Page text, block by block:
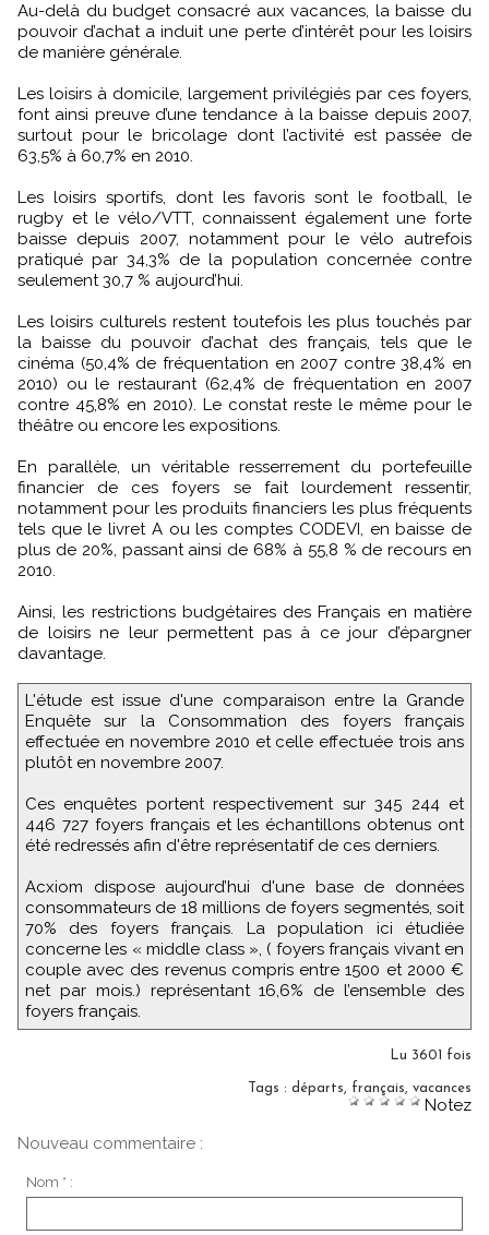
Au-delà du budget consacré aux vacances, la baisse du
pouvoir d’achat a induit une perte d’intérêt pour les loisirs
de manière générale.
Les loisirs à domicile, largement privilégiés par ces foyers,
font ainsi preuve d’une tendance à la baisse depuis 2007,
surtout pour le bricolage dont l’activité est passée de
63,5% à 60,7% en 2010.
Les loisirs sportifs, dont les favoris sont le football, le
rugby et le vélo/VTT, connaissent également une forte
baisse depuis 2007, notamment pour le vélo autrefois
pratiqué par 34,3% de la population concernée contre
seulement 30,7 % aujourd’hui.
Les loisirs culturels restent toutefois les plus touchés par
la baisse du pouvoir d’achat des français, tels que le
cinéma (50,4% de fréquentation en 2007 contre 38,4% en
2010) ou le restaurant (62,4% de fréquentation en 2007
contre 45,8% en 2010). Le constat reste le même pour le
théâtre ou encore les expositions.
En parallèle, un véritable resserrement du portefeuille
financier de ces foyers se fait lourdement ressentir,
notamment pour les produits financiers les plus fréquents
tels que le livret A ou les comptes CODEVI, en baisse de
plus de 20%, passant ainsi de 68% à 55,8 % de recours en
2010.
Ainsi, les restrictions budgétaires des Français en matière
de loisirs ne leur permettent pas à ce jour d’épargner
davantage.
L'étude est issue d'une comparaison entre la Grande
Enquête sur la Consommation des foyers français
effectuée en novembre 2010 et celle effectuée trois ans
plutôt en novembre 2007.
Ces enquêtes portent respectivement sur 345 244 et
446 727 foyers français et les échantillons obtenus ont
été redressés afin d'être représentatif de ces derniers.
Acxiom dispose aujourd’hui d'une base de données
consommateurs de 18 millions de foyers segmentés, soit
70% des foyers français. La population ici étudiée
concerne les « middle class », ( foyers français vivant en
couple avec des revenus compris entre 1500 et 2000 €
net par mois.) représentant 16,6% de l’ensemble des
foyers français.
Lu 3601 fois
Tags : départs, français, vacances
Notez
Nouveau commentaire :
Nom * :